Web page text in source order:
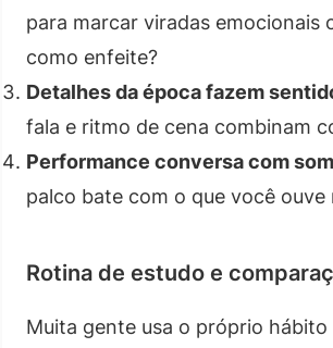
para marcar viradas emocionais
como enfeite?
Detalhes da época fazem
fala e ritmo de cena combinam
Performance conversa com
palco bate com o que você ouve
Rotina de estudo e
Muita gente usa o próprio